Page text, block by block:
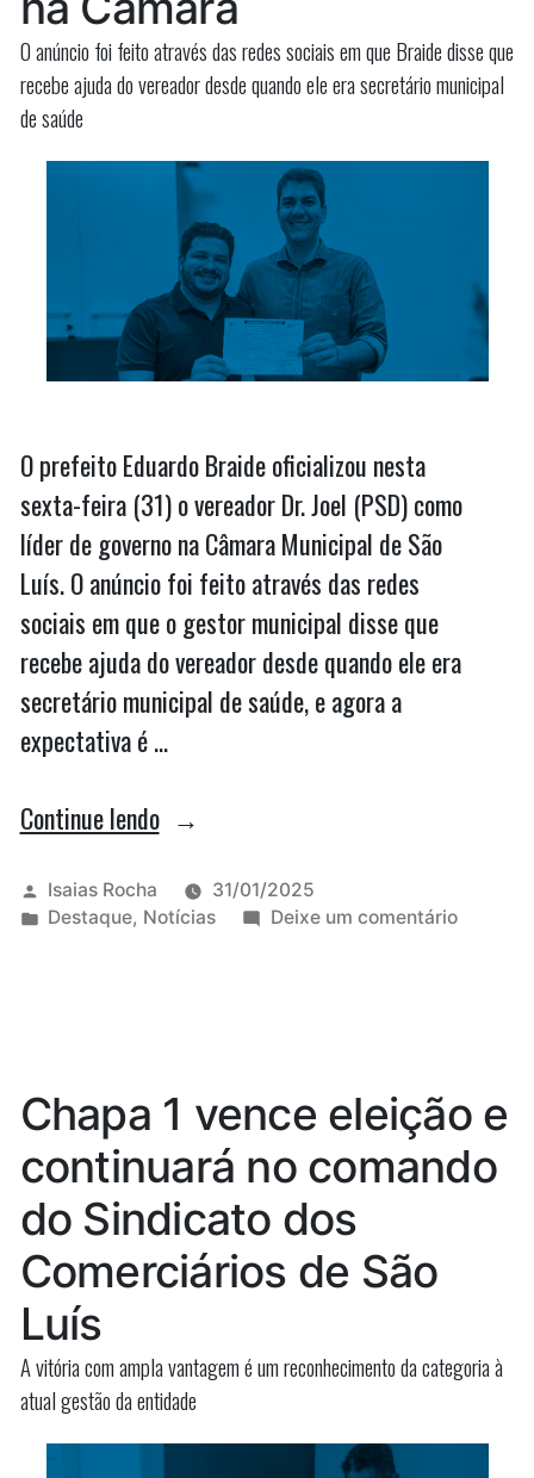
negociações”
O anúncio foi feito através das redes sociais em que Braide disse que
recebe ajuda do vereador desde quando ele era secretário municipal
de saúde
O prefeito Eduardo Braide oficializou nesta
sexta-feira (31) o vereador Dr. Joel (PSD) como
líder de governo na Câmara Municipal de São
Luís. O anúncio foi feito através das redes
sociais em que o gestor municipal disse que
recebe ajuda do vereador desde quando ele era
secretário municipal de saúde, e agora a
expectativa é …
Continue lendo“Braide
Joel
governo
na
Câmara”
Publicado
por
Isaias Rocha
31/01/2025
Publicado
Destaque, Notícias Deixe um comentárioem
de
governo
na
Câmara
Chapa 1 vence eleição e
continuará no comando
do Sindicato dos
Comerciários de São
Luís
A vitória com ampla vantagem é um reconhecimento da categoria à
atual gestão da entidade